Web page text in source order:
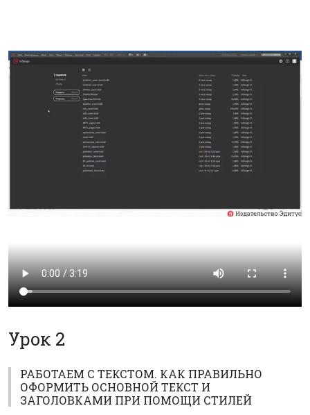
Урок 2
РАБОТАЕМ С ТЕКСТОМ. КАК ПРАВИЛЬНО
ОФОРМИТЬ ОСНОВНОЙ ТЕКСТ И
ЗАГОЛОВКАМИ ПРИ ПОМОЩИ СТИЛЕЙ